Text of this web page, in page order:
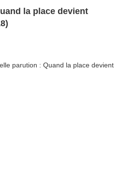
la place devient